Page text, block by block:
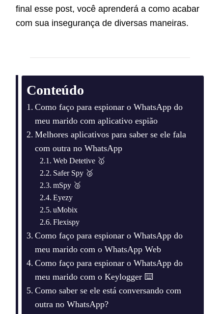
final esse post, você aprenderá a como acabar
com sua insegurança de diversas maneiras.
Conteúdo
Como faço para espionar o WhatsApp do
meu marido com aplicativo espião
Melhores aplicativos para saber se ele fala
com outra no WhatsApp
Web Detetive 🥇
Safer Spy 🥈
mSpy 🥉
Eyezy
uMobix
Flexispy
Como faço para espionar o WhatsApp do
meu marido com o WhatsApp Web
Como faço para espionar o WhatsApp do
meu marido com o Keylogger ⌨️
Como saber se ele está conversando com
outra no WhatsApp?